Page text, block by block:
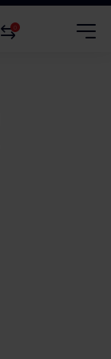
0